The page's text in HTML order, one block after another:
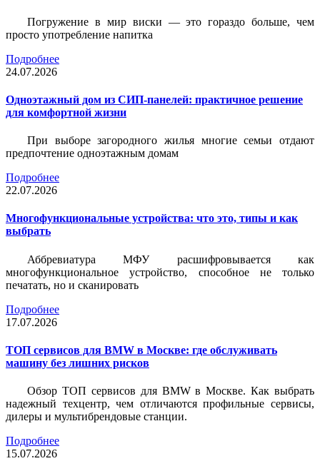
Погружение в мир виски — это гораздо больше, чем
просто употребление напитка
Подробнее
24.07.2026
Одноэтажный дом из СИП-панелей: практичное решение
для комфортной жизни
При выборе загородного жилья многие семьи отдают
предпочтение одноэтажным домам
Подробнее
22.07.2026
Многофункциональные устройства: что это, типы и как
выбрать
Аббревиатура МФУ расшифровывается как
многофункциональное устройство, способное не только
печатать, но и сканировать
Подробнее
17.07.2026
ТОП сервисов для BMW в Москве: где обслуживать
машину без лишних рисков
Обзор ТОП сервисов для BMW в Москве. Как выбрать
надежный техцентр, чем отличаются профильные сервисы,
дилеры и мультибрендовые станции.
Подробнее
15.07.2026